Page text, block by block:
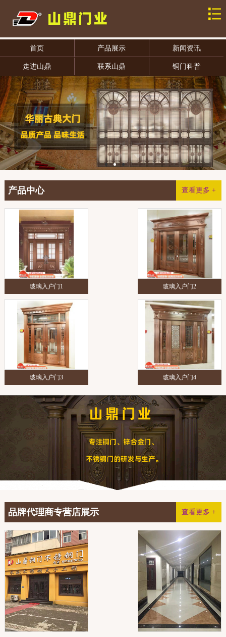
首页 产品展示 新闻资讯
走进山鼎 联系山鼎 铜门科普
查看更多 +
产品中心
玻璃入户门1 玻璃入户门2
玻璃入户门3 玻璃入户门4
查看更多 +
品牌代理商专营店展示